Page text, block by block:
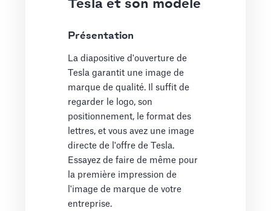
Tesla et son modèle
Présentation
La diapositive d'ouverture de
Tesla garantit une image de
marque de qualité. Il suffit de
regarder le logo, son
positionnement, le format des
lettres, et vous avez une image
directe de l'offre de Tesla.
Essayez de faire de même pour
la première impression de
l'image de marque de votre
entreprise.